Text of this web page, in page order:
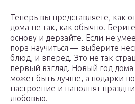
Теперь вы представляете, как
дома не так, как обычно.
основу и дерзайте. Если не
пора научиться — выберите
блюд, и вперед. Это не так
первый взгляд. Новый год
может быть лучше, а подарки
настроение и наполнят
любовью.